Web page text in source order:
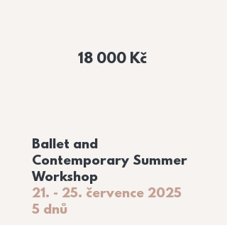
18 000 Kč
Ballet and
Contemporary Summer
Workshop
21. - 25. července 2025
5 dnů